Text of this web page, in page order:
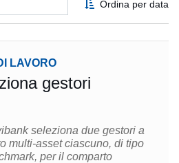
Ordina per data
LAVORO
gestori
seleziona due gestori a
multi-asset ciascuno, di tipo
per il comparto